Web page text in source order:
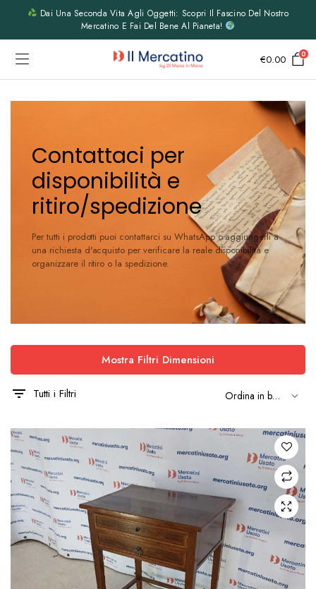
Dai Una Seconda Vita Agli Oggetti: Scopri Il Fascino Del Nostro
Mercatino E Fai Del Bene Al Pianeta!
€0.00 0
Contattaci per
disponibilità e
ritiro/spedizione
Per tutti i prodotti puoi contattarci su WhatsApp o aggiungerli a
una richiesta d'acquisto per verificare la reale disponibilità e
organizzare il ritiro o la spedizione.
Mostra Filtri Dimensioni
Tutti i Filtri